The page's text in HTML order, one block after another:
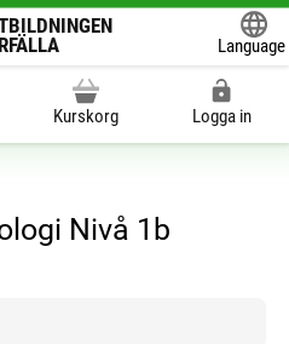
Language
Kurskorg Logga in
Nivå 1b